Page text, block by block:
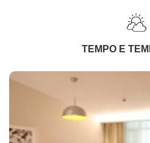
TEMPO E